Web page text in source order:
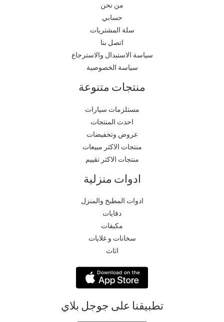
من نحن
حسابي
سلة المشتريات
اتصل بنا
سياسة الاستبدال والاسترجاع
سياسة الخصوصية
منتجات متنوعة
مستلزمات سيارات
احدث المنتجات
عروض وتخفيضات
منتجات الاكثر مبيعات
منتجات الاكثر تقييم
ادوات منزلية
ادوات المطبخ والمنزل
دفايات
مكيفات
سخانات و غلايات
اثاث
تطبيقنا على جوجل بلاي